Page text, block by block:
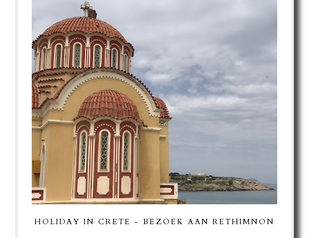
HOLIDAY IN CRETE - BEZOEK AAN RETHIMNON